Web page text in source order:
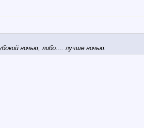
ночью, либо.... лучше ночью.